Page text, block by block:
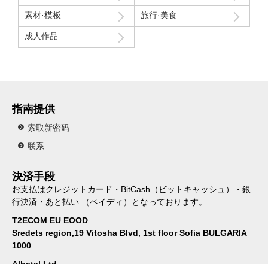
素材·模板 旅行·美食
成人作品
指南提供
索取新密码
联系
決済手段
お支払はクレジットカード・BitCash（ビットキャッシュ）・銀
行決済・あと払い （ペイディ）となっております。
T2ECOM EU EOOD
Sredets region,19 Vitosha Blvd, 1st floor Sofia BULGARIA
1000